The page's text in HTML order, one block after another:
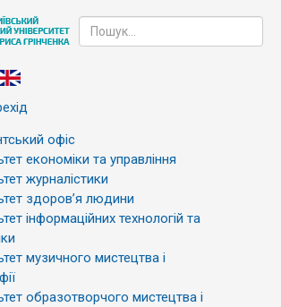
офіс
економіки та управління
журналістики
здоров’я людини
інформаційних технологій та
музичного мистецтва і
образотворчого мистецтва і